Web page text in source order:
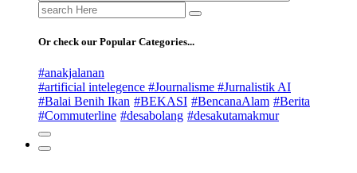
Search
for:
Or check our Popular Categories...
#anakjalanan
#artificial intelegence #Journalisme #Jurnalistik AI
#Balai Benih Ikan #BEKASI #BencanaAlam #Berita
#Commuterline #desabolang #desakutamakmur